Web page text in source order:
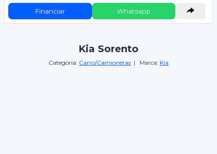
Financiar Whatsapp
Kia Sorento
Categoria: Carro/Camionetas | Marca: Kia